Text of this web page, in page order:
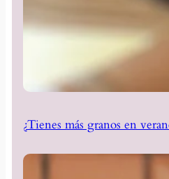
¿Tienes más granos en